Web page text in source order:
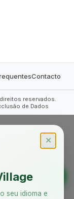
Contacto
reservados.
de Dados
✕
seu idioma e